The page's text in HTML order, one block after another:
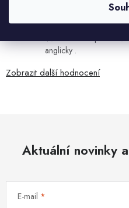
Všetko bolo super ale
anglicky .
Zobrazit další hodnocení
Aktuální novinky
E-mail